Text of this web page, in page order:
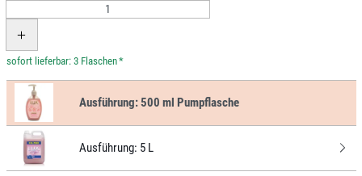
*
Ausführung:500 ml Pumpflasche
Ausführung: 5 L